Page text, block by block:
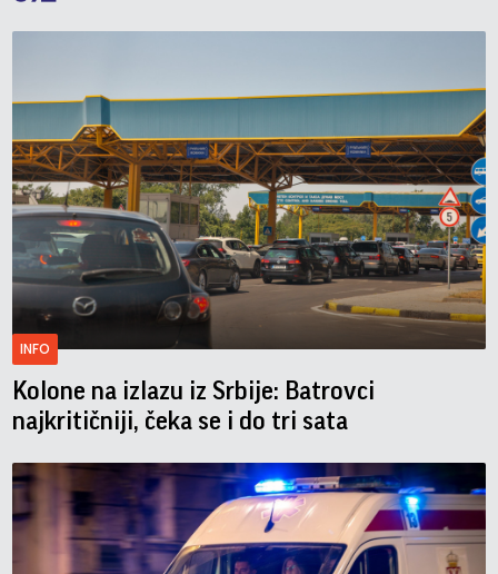
INFO
Kolone na izlazu iz Srbije: Batrovci
najkritičniji, čeka se i do tri sata